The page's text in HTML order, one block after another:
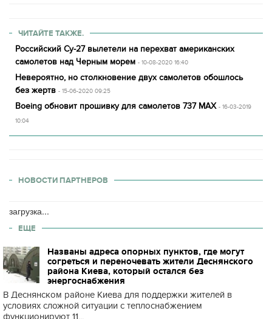
ЧИТАЙТЕ ТАКЖЕ.
Российский Су-27 вылетели на перехват американских
самолетов над Черным морем - 10-08-2020 16:40
Невероятно, но столкновение двух самолетов обошлось
без жертв - 15-06-2020 09:25
Boeing обновит прошивку для самолетов 737 MAX - 16-03-2019
10:04
НОВОСТИ ПАРТНЕРОВ
загрузка...
ЕЩЕ
Названы адреса опорных пунктов, где могут
согреться и переночевать жители Деснянского
района Киева, который остался без
энергоснабжения
В Деснянском районе Киева для поддержки жителей в
условиях сложной ситуации с теплоснабжением
функционируют 11...